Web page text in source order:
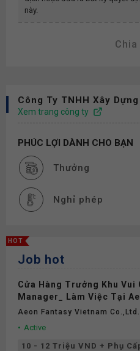
này.
Chia
Công Ty TNHH Xây Dựng
Xem trang công ty
PHÚC LỢI DÀNH CHO BẠN
Thưởng
Nghỉ phép
HOT
Job hot
Cửa Hàng Trưởng Khu Vui
Manager_ Làm Việc Tại
Aeon Fantasy Vietnam Co.,ltd.
Active
10 - 12 Triệu VND + Phụ